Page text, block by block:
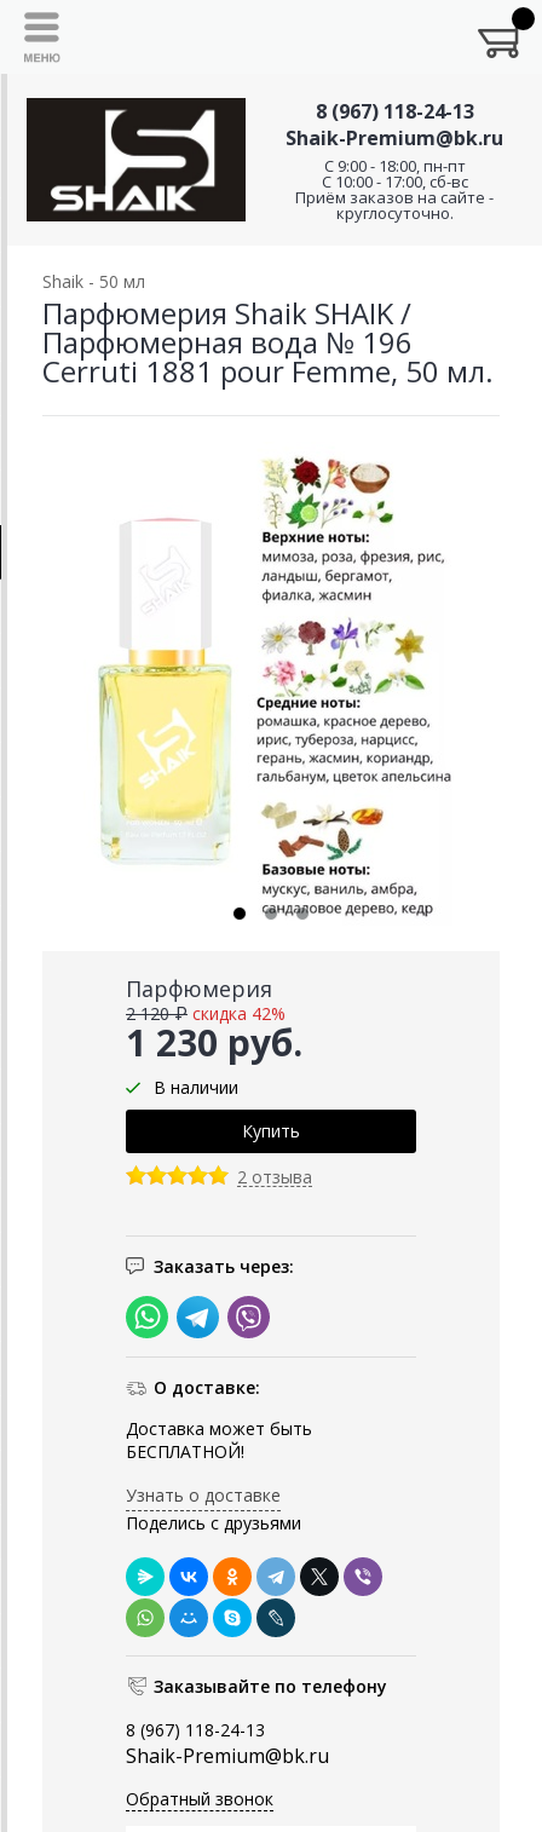
8 (967) 118-24-13
Shaik-Premium@bk.ru
C 9:00 - 18:00, пн-пт
С 10:00 - 17:00, сб-вс
Приём заказов на сайте -
круглосуточно.
Shaik - 50 мл
Парфюмерия Shaik SHAIK /
Парфюмерная вода № 196
Cerruti 1881 pour Femme, 50 мл.
Парфюмерия
1 230 руб.
2 120 ₽ скидка 42%
В наличии
2 отзыва
Заказать через:
О доставке:
Доставка может быть
БЕСПЛАТНОЙ!
Узнать о доставке
Поделись с друзьями
Заказывайте по телефону
8 (967) 118-24-13
Shaik-Premium@bk.ru
Обратный звонок